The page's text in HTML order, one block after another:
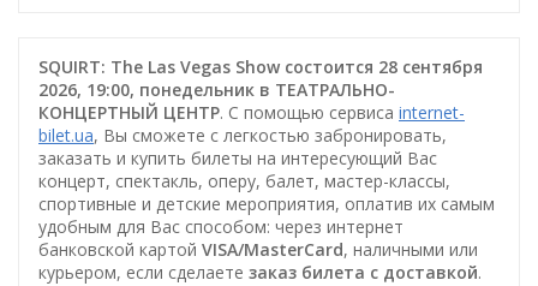
SQUIRT: The Las Vegas Show состоится 28 сентября
2026, 19:00, понедельник в ТЕАТРАЛЬНО-
КОНЦЕРТНЫЙ ЦЕНТР. С помощью сервиса internet-
bilet.ua, Вы сможете с легкостью забронировать,
заказать и купить билеты на интересующий Вас
концерт, спектакль, оперу, балет, мастер-классы,
спортивные и детские мероприятия, оплатив их самым
удобным для Вас способом: через интернет
банковской картой VISA/MasterCard, наличными или
курьером, если сделаете заказ билета c доставкой.